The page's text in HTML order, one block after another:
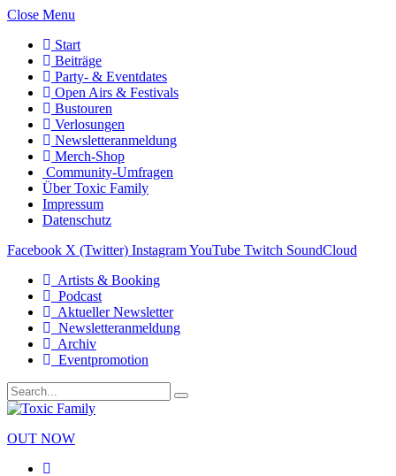
Close Menu
Start
Beiträge
Party- & Eventdates
Open Airs & Festivals
Bustouren
Verlosungen
Newsletteranmeldung
Merch-Shop
Community-Umfragen
Über Toxic Family
Impressum
Datenschutz
Facebook X (Twitter) InstagramYouTube Twitch SoundCloud
Artists & Booking
Podcast
Aktueller Newsletter
Newsletteranmeldung
Archiv
Eventpromotion
OUT NOW